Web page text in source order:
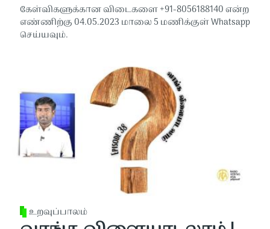
கேள்விகளுக்கான விடைகளை +91-8056188140 என்ற
எண்ணிற்கு 04.05.2023 மாலை 5 மணிக்குள் Whatsapp
செய்யவும்.
உறவுப்பாலம்